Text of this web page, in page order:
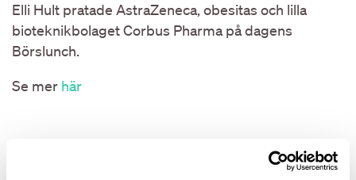
Elli Hult pratade AstraZeneca, obesitas och lilla
bioteknikbolaget Corbus Pharma på dagens
Börslunch.
Se mer här